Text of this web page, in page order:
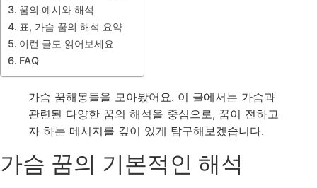
꿈의 예시와 해석
표, 가슴 꿈의 해석 요약
이런 글도 읽어보세요
FAQ
가슴 꿈해몽들을 모아봤어요. 이 글에서는 가슴과
관련된 다양한 꿈의 해석을 중심으로, 꿈이 전하고
자 하는 메시지를 깊이 있게 탐구해보겠습니다.
가슴 꿈의 기본적인 해석